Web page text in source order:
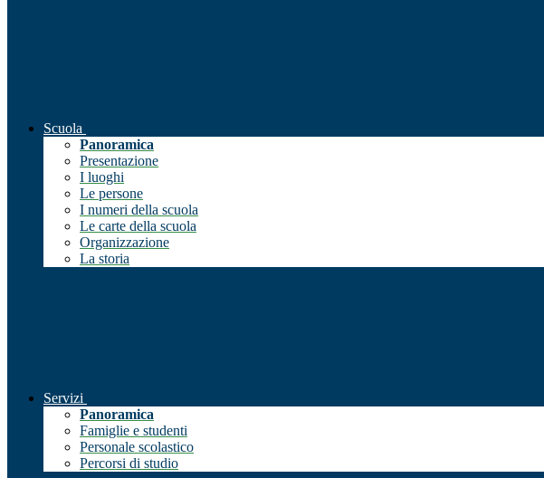
Scuola
Panoramica
Presentazione
I luoghi
Le persone
I numeri della scuola
Le carte della scuola
Organizzazione
La storia
Servizi
Panoramica
Famiglie e studenti
Personale scolastico
Percorsi di studio